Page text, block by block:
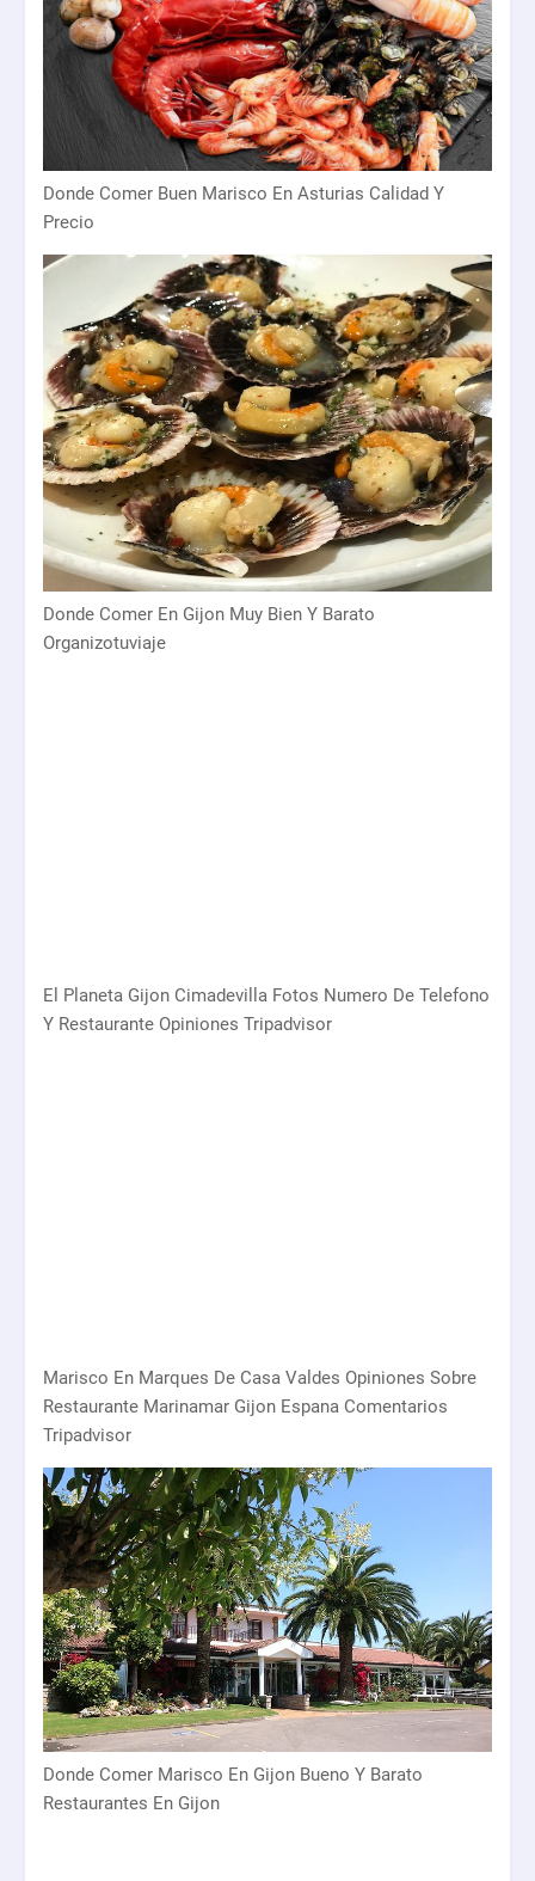
Donde Comer Buen Marisco En Asturias Calidad Y
Precio
Donde Comer En Gijon Muy Bien Y Barato
Organizotuviaje
El Planeta Gijon Cimadevilla Fotos Numero De Telefono
Y Restaurante Opiniones Tripadvisor
Marisco En Marques De Casa Valdes Opiniones Sobre
Restaurante Marinamar Gijon Espana Comentarios
Tripadvisor
Donde Comer Marisco En Gijon Bueno Y Barato
Restaurantes En Gijon